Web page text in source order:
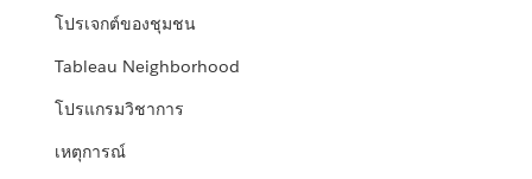
โปรเจกต์ของชุมชน
Tableau Neighborhood
โปรแกรมวิชาการ
เหตุการณ์